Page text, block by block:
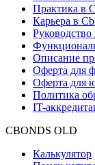
Для
О нас
Практика в
Карьера в
Руководство
Описание
Оферта для
IT-